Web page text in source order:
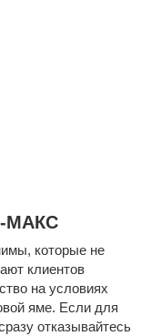
МАКС
которые не
клиентов
на условиях
яме. Если для
отказывайтесь